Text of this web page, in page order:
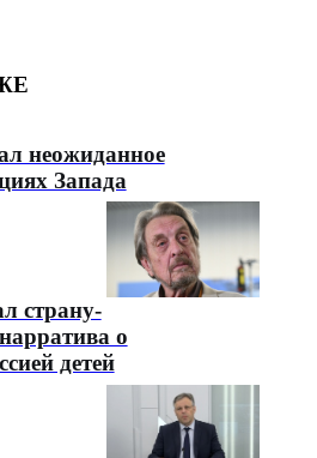
неожиданное
Запада
страну-
о
детей